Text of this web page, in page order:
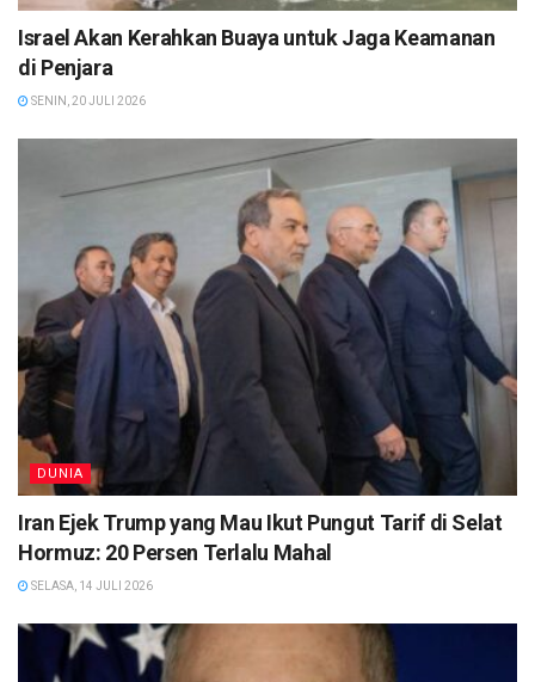
Israel Akan Kerahkan Buaya untuk Jaga Keamanan
di Penjara
SENIN, 20 JULI 2026
DUNIA
Iran Ejek Trump yang Mau Ikut Pungut Tarif di Selat
Hormuz: 20 Persen Terlalu Mahal
SELASA, 14 JULI 2026